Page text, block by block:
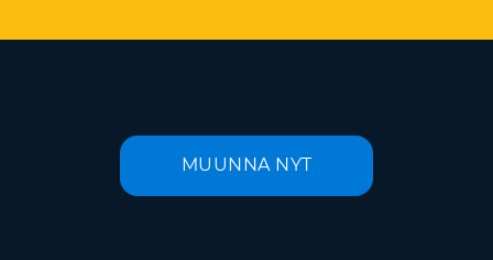
MUUNNA NYT